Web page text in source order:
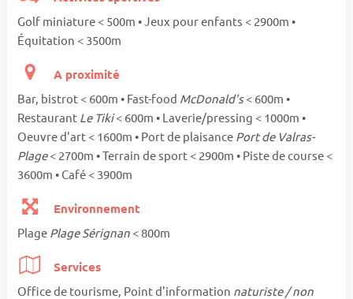
Golf miniature < 500m • Jeux pour enfants < 2900m •
Équitation < 3500m
A proximité
Bar, bistrot < 600m • Fast-food McDonald's< 600m •
Restaurant Le Tiki< 600m • Laverie/pressing < 1000m •
Oeuvre d'art < 1600m • Port de plaisance Port de Valras-
Plage< 2700m • Terrain de sport < 2900m • Piste de course <
3600m • Café < 3900m
Environnement
Plage Plage Sérignan < 800m
Services
Office de tourisme, Point d'information naturiste / non